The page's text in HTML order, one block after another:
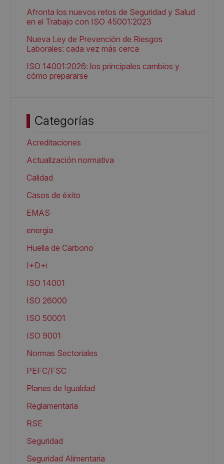
Afronta los nuevos retos de Seguridad y Salud
en el Trabajo con ISO 45001:2023
Nueva Ley de Prevención de Riesgos
Laborales: cada vez más cerca
ISO 14001:2026: los principales cambios y
cómo prepararse
Categorías
Acreditaciones
Actualización normativa
Calidad
Casos de éxito
EMAS
energia
Huella de Carbono
I+D+i
ISO 14001
ISO 26000
ISO 50001
ISO 9001
Normas Sectoriales
PEFC/FSC
Planes de Igualdad
Reglamentaria
RSE
Seguridad
Seguridad Alimentaria